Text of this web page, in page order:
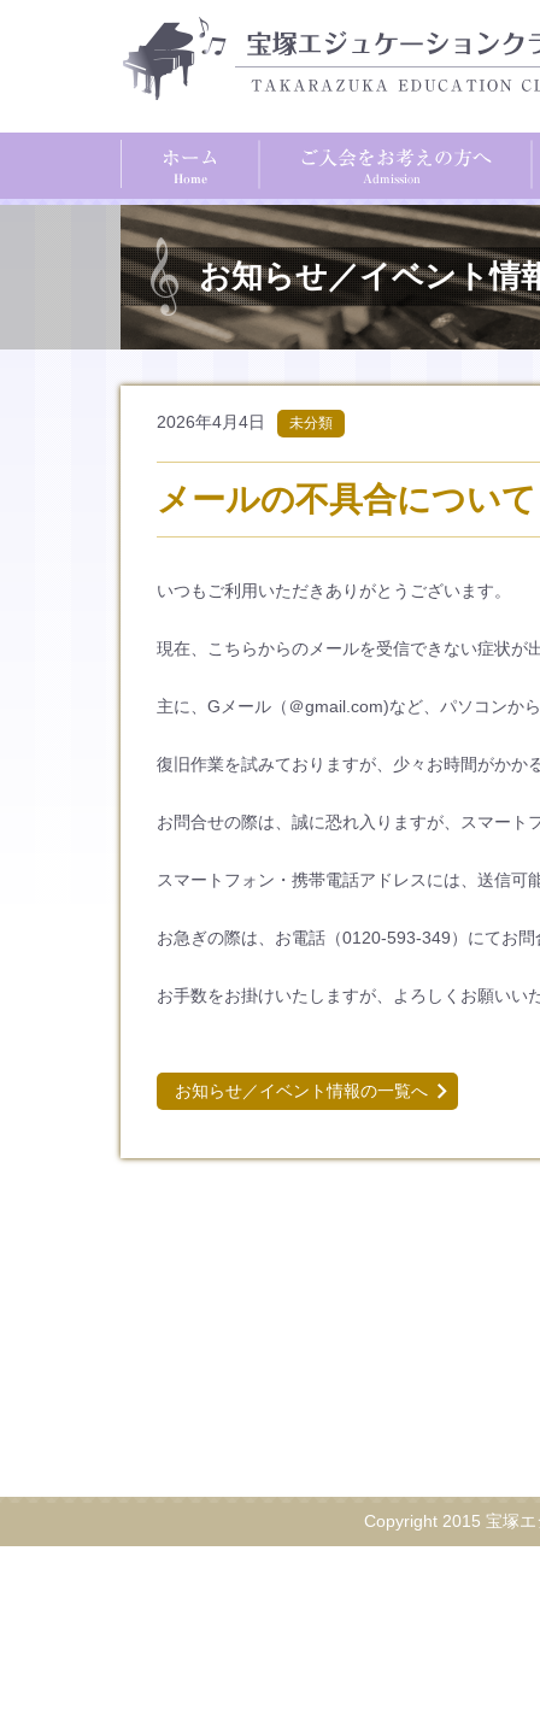
お知らせ／イベント情
2026年4月4日 未分類
メールの不具合について
いつもご利用いただきありがとうございます。
現在、こちらからのメールを受信できない症状が
主に、Gメール（＠gmail.com)など、パソコンか
復旧作業を試みておりますが、少々お時間がかか
お問合せの際は、誠に恐れ入りますが、スマー
スマートフォン・携帯電話アドレスには、送信可
お急ぎの際は、お電話（0120-593-349）にてお
お手数をお掛けいたしますが、よろしくお願いい
お知らせ／イベント情報の一覧へ
Copyright 2015 宝塚